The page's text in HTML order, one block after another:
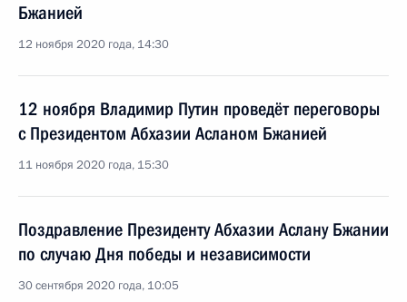
Бжанией
12 ноября 2020 года, 14:30
12 ноября Владимир Путин проведёт переговоры
с Президентом Абхазии Асланом Бжанией
11 ноября 2020 года, 15:30
Поздравление Президенту Абхазии Аслану Бжании
по случаю Дня победы и независимости
30 сентября 2020 года, 10:05